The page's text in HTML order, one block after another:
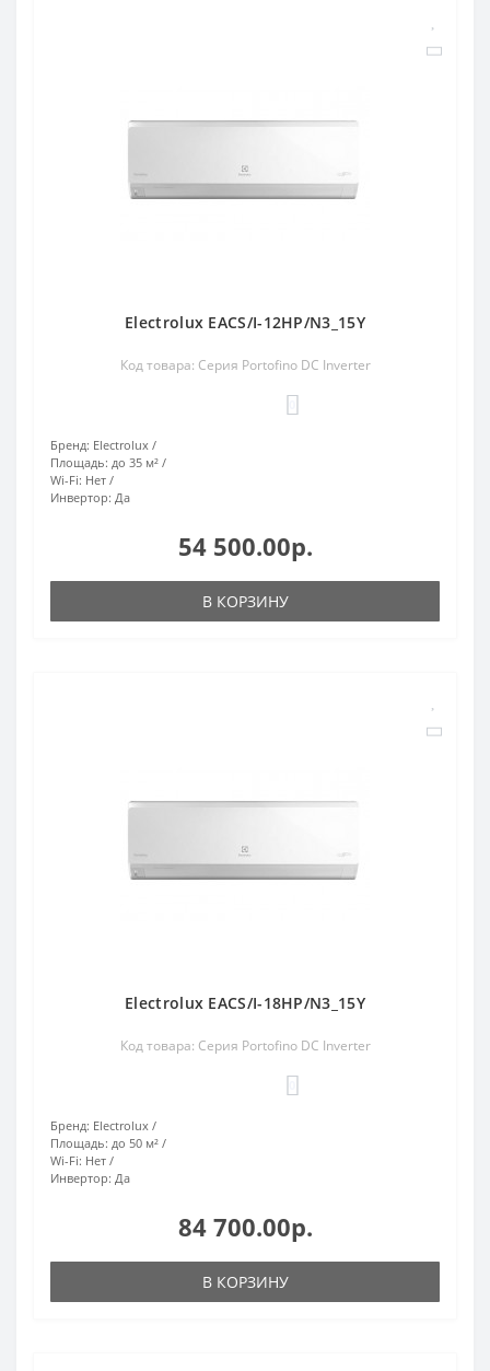
Electrolux EACS/I-12HP/N3_15Y
Код товара: Серия Portofino DC Inverter
Бренд: Electrolux
Площадь: до 35 м²
Wi-Fi: Нет
Инвертор: Да
54 500.00р.
В КОРЗИНУ
Electrolux EACS/I-18HP/N3_15Y
Код товара: Серия Portofino DC Inverter
Бренд: Electrolux
Площадь: до 50 м²
Wi-Fi: Нет
Инвертор: Да
84 700.00р.
В КОРЗИНУ